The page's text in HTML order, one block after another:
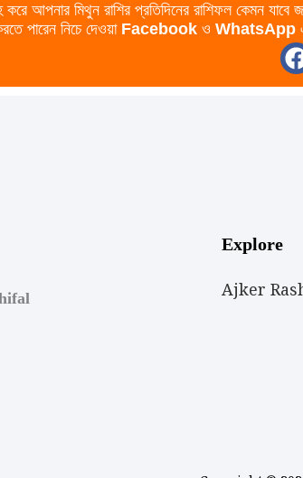
আপনার মিথুন রাশির প্রতিদিনের রাশিফল কেমন যাবে
পারেন নিচে দেওয়া Facebook ও WhatsApp
Explore
Ajker